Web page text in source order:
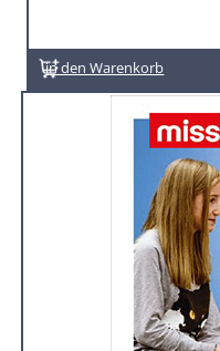
In den Warenkorb